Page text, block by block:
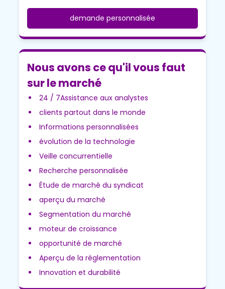
demande personnalisée
Nous avons ce qu'il vous faut
sur le marché
24 / 7Assistance aux analystes
clients partout dans le monde
Informations personnalisées
évolution de la technologie
Veille concurrentielle
Recherche personnalisée
Étude de marché du syndicat
aperçu du marché
Segmentation du marché
moteur de croissance
opportunité de marché
Aperçu de la réglementation
Innovation et durabilité